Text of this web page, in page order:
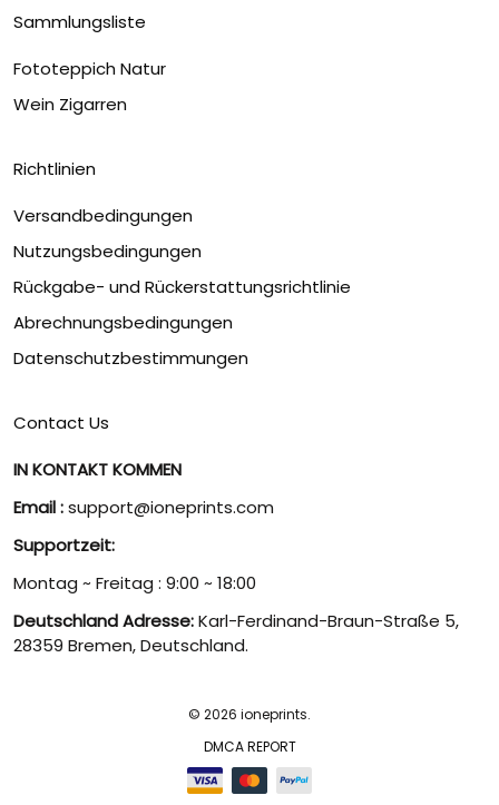
Sammlungsliste
Fototeppich Natur
Wein Zigarren
Richtlinien
Versandbedingungen
Nutzungsbedingungen
Rückgabe- und Rückerstattungsrichtlinie
Abrechnungsbedingungen
Datenschutzbestimmungen
Contact Us
IN KONTAKT KOMMEN
Email :support@ioneprints.com
Supportzeit:
Montag ~ Freitag : 9:00 ~ 18:00
Deutschland Adresse:Karl-Ferdinand-Braun-Straße 5,
28359 Bremen, Deutschland.
© 2026 ioneprints.
DMCA REPORT